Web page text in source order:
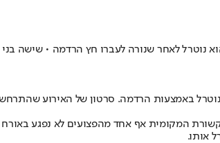
נוטרל לאחר שנורה לעברו חץ הרדמה • שישה
באמצעות הרדמה. סרטון של האירוע
המקומית אף אחד מהפצועים לא נפגע באורח
אותו.